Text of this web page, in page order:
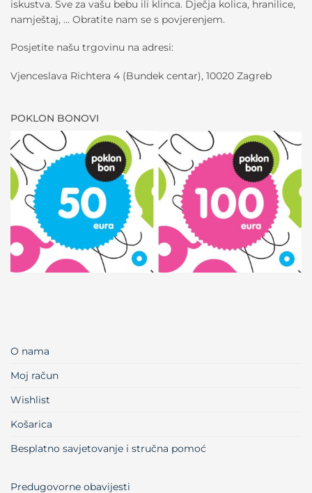
iskustva. Sve za vašu bebu ili klinca. Dječja kolica, hranilice,
namještaj, … Obratite nam se s povjerenjem.
Posjetite našu trgovinu na adresi:
Vjenceslava Richtera 4 (Bundek centar), 10020 Zagreb
POKLON BONOVI
O nama
Moj račun
Wishlist
Košarica
Besplatno savjetovanje i stručna pomoć
Predugovorne obavijesti